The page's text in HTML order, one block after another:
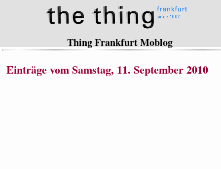
Thing Frankfurt Moblog
Einträge vom Samstag, 11. September 2010